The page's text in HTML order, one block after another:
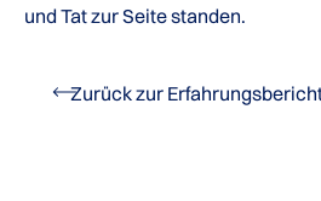
und Tat zur Seite standen.
Zurück zur